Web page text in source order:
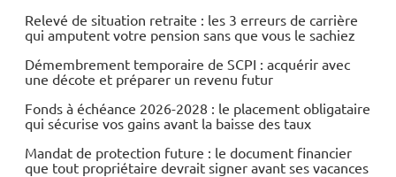
Relevé de situation retraite : les 3 erreurs de carrière
qui amputent votre pension sans que vous le sachiez
Démembrement temporaire de SCPI : acquérir avec
une décote et préparer un revenu futur
Fonds à échéance 2026-2028 : le placement obligataire
qui sécurise vos gains avant la baisse des taux
Mandat de protection future : le document financier
que tout propriétaire devrait signer avant ses vacances